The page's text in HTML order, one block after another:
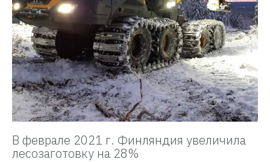
В феврале 2021 г. Финляндия увеличила
лесозаготовку на 28%